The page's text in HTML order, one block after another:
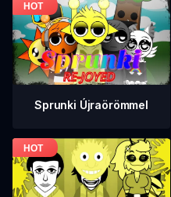
Sprunki Újraörömmel